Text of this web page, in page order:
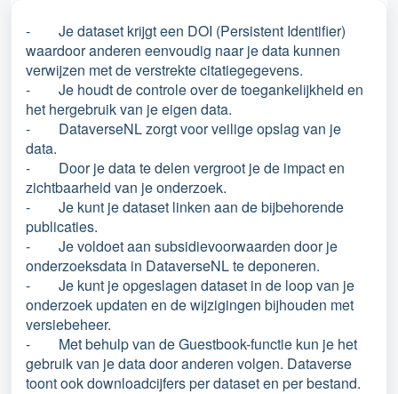
- Je dataset krijgt een DOI (Persistent Identifier)
waardoor anderen eenvoudig naar je data kunnen
verwijzen met de verstrekte citatiegegevens.
- Je houdt de controle over de toegankelijkheid en
het hergebruik van je eigen data.
- DataverseNL zorgt voor veilige opslag van je
data.
- Door je data te delen vergroot je de impact en
zichtbaarheid van je onderzoek.
- Je kunt je dataset linken aan de bijbehorende
publicaties.
- Je voldoet aan subsidievoorwaarden door je
onderzoeksdata in DataverseNL te deponeren.
- Je kunt je opgeslagen dataset in de loop van je
onderzoek updaten en de wijzigingen bijhouden met
versiebeheer.
- Met behulp van de Guestbook-functie kun je het
gebruik van je data door anderen volgen. Dataverse
toont ook downloadcijfers per dataset en per bestand.